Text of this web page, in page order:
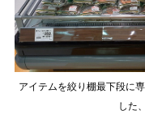
アイテムを絞り棚最下段に
した